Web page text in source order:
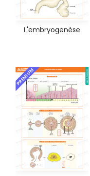
L'embryogenèse
PREMIUM